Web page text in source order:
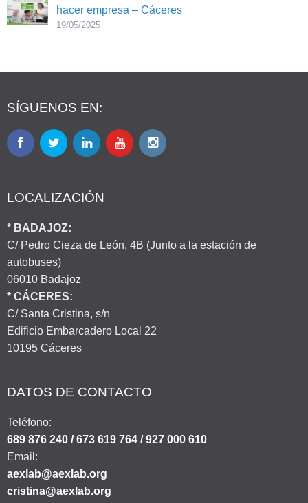
hacer empresa – Cáceres
19/05/2025
SÍGUENOS EN:
LOCALIZACIÓN
* BADAJOZ:
C/ Pedro Cieza de León, 4B (Junto a la estación de
autobuses)
06010 Badajoz
* CÁCERES:
C/ Santa Cristina, s/n
Edificio Embarcadero Local 22
10195 Cáceres
DATOS DE CONTACTO
Teléfono:
689 876 240 / 673 619 764 / 927 000 610
Email:
aexlab@aexlab.org
cristina@aexlab.org